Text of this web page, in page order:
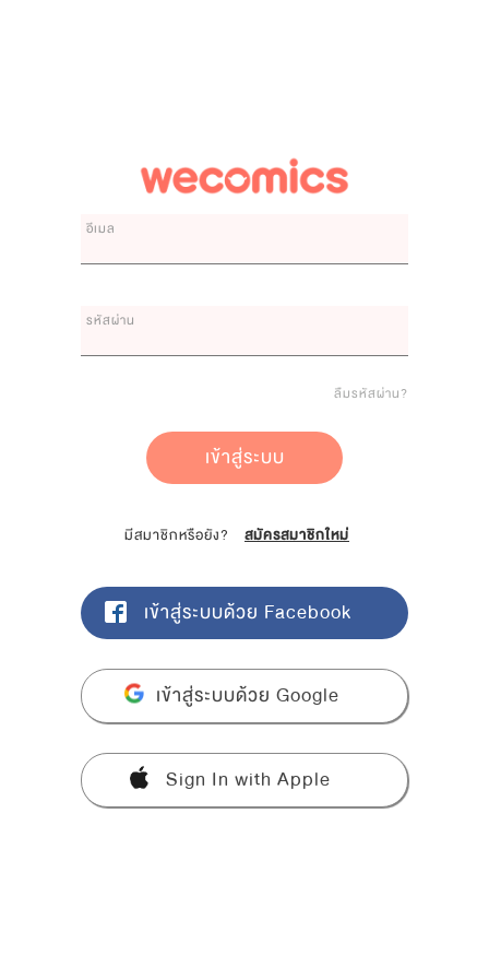
อีเมล
รหัสผ่าน
ลืมรหัสผ่าน?
เข้าสู่ระบบ
มีสมาชิกหรือยัง? สมัครสมาชิกใหม่
เข้าสู่ระบบด้วย Facebook
เข้าสู่ระบบด้วย Google
Sign In with Apple